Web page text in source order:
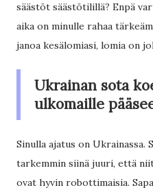
säästöt säästötilillä? Enpä
aika on minulle rahaa
janoa kesälomiasi, lomia on
Ukrainan sota
ulkomaille
Sinulla ajatus on Ukrainassa.
tarkemmin siinä juuri, että
ovat hyvin robottimaisia.